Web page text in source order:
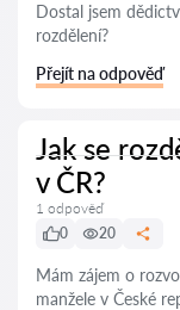
Dostal jsem
rozdělení?
Přejít na odpověď
Jak se
v ČR?
1 odpověď
0
20
Mám zájem o
manžele v České